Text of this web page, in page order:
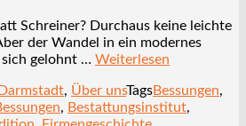
Schreiner? Durchaus keine leichte
der Wandel in ein modernes
gelohnt … Weiterlesen
Darmstadt, Über unsTagsBessungen,
, Bestattungsinstitut,